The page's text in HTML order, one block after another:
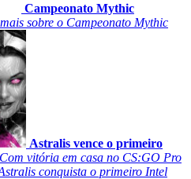
Campeonato Mythic
sobre o Campeonato Mythic
Astralis vence o primeiro
Com vitória em casa no CS:GO Pro
conquista o primeiro Intel